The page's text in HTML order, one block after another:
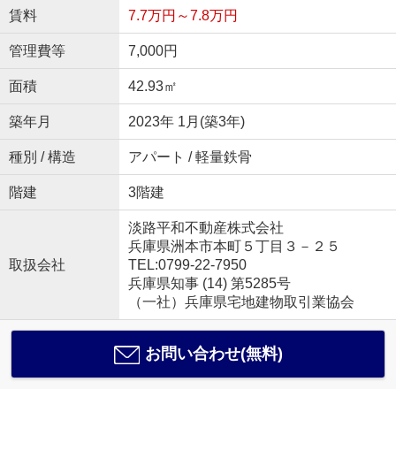
賃料 7.7万円～7.8万円
管理費等 7,000円
面積 42.93㎡
築年月 2023年 1月(築3年)
種別 / 構造 アパート / 軽量鉄骨
階建 3階建
取扱会社
淡路平和不動産株式会社
兵庫県洲本市本町５丁目３－２５
TEL:0799-22-7950
兵庫県知事 (14) 第5285号
（一社）兵庫県宅地建物取引業協会
お問い合わせ(無料)